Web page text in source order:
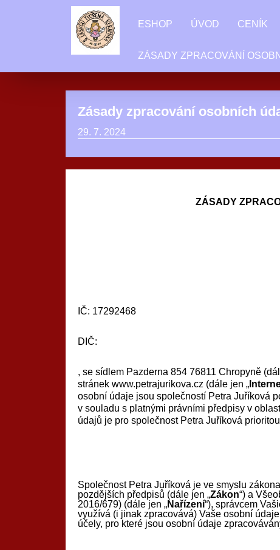
ESHOP ÚVOD CENÍK
ZÁSADY ZPRACOVÁNÍ
Zásady zpracování osobních
29. 7. 2024
ZÁSADY
IČ: 17292468
DIČ:
, se sídlem Pazderna 854 76811 Chropyně
stránek www.petrajurikova.cz (dále jen „
osobní údaje jsou společností Petra Juříková
v souladu s platnými právními předpisy v
údajů je pro společnost Petra Juříková
Společnost Petra Juříková je ve smyslu
pozdějších předpisů (dále jen „Zákon“) a
2016/679) (dále jen „Nařízení“), správcem
využívá (i jinak zpracovává) Vaše osobní
účely, pro které jsou osobní údaje